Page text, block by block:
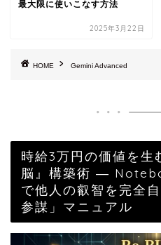
最大限に使いこなす方法
2025年3月22日
HOME Gemini Advanced
時給3万円の価値を生
脳』構築術 ―
で他人の叡智を完全
参謀」マニュアル